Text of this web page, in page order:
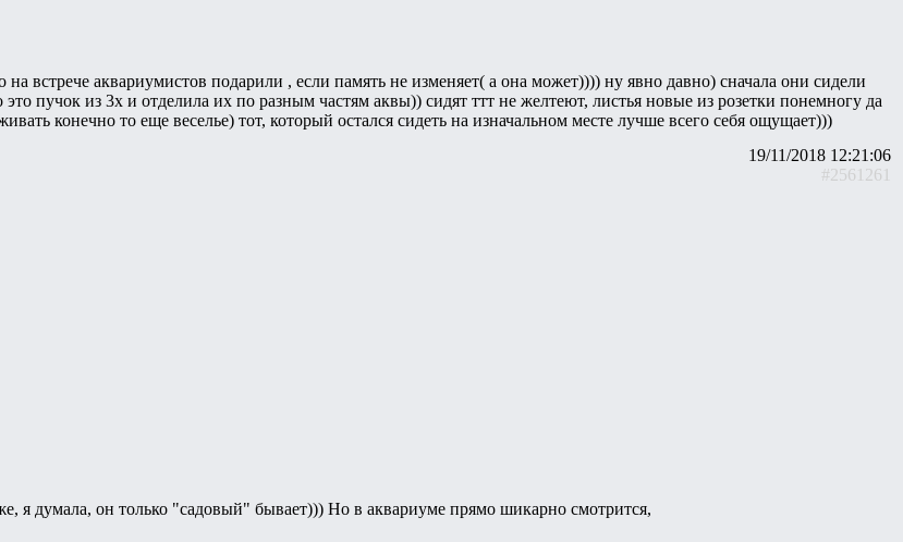
встрече аквариумистов подарили , если память не изменяет( а она может)))) ну явно давно) сначала они сидели
это пучок из 3х и отделила их по разным частям аквы)) сидят ттт не желтеют, листья новые из розетки понемногу да
конечно то еще веселье) тот, который остался сидеть на изначальном месте лучше всего себя ощущает)))
19/11/2018 12:21:06
#2561261
я думала, он только "садовый" бывает))) Но в аквариуме прямо шикарно смотрится,